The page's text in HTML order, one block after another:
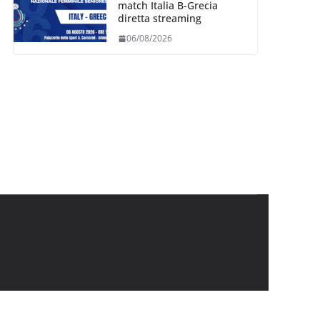
match Italia B-Grecia
diretta streaming
06/08/2026